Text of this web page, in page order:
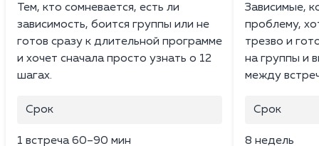
Тем, кто сомневается, есть ли
зависимость, боится группы или не
готов сразу к длительной программе
и хочет сначала просто узнать о 12
шагах.
Срок
1 встреча 60–90 мин
Зависимые,
проблему,
трезво и
на группы и
между
Срок
8 недель